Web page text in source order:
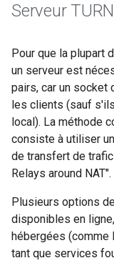
Serveur TURN
Pour que la plupart
un serveur est
pairs, car un
les clients (sauf
local). La méthode
consiste à utiliser
de transfert de
Relays around NAT".
Plusieurs options
disponibles en
hébergées (comme
tant que services